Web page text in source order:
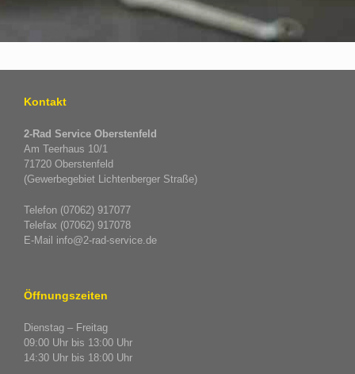
Kontakt
2-Rad Service Oberstenfeld
Am Teerhaus 10/1
71720 Oberstenfeld
(Gewerbegebiet Lichtenberger Straße)
Telefon (07062) 917077
Telefax (07062) 917078
E-Mail info@2-rad-service.de
Öffnungszeiten
Dienstag – Freitag
09:00 Uhr bis 13:00 Uhr
14:30 Uhr bis 18:00 Uhr